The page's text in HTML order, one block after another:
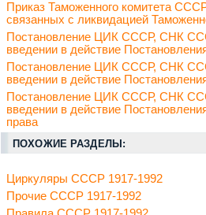
Приказ Таможенного комитета
связанных с ликвидацией
Постановление ЦИК СССР, СНК
введении в действие
Постановление ЦИК СССР, СНК
введении в действие
Постановление ЦИК СССР, СНК
введении в действие
права
ПОХОЖИЕ РАЗДЕЛЫ:
Циркуляры СССР 1917-1992
Прочие СССР 1917-1992